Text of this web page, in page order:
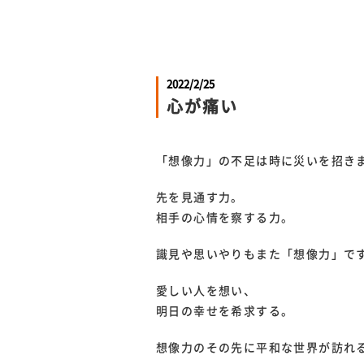
2022/2/25
心が痛い
「想像力」の不足は時に災いを招き
先を見通す力。
相手の心情を察する力。
識見や思いやりもまた「想像力」です
愛しい人を想い、
明日の幸せを希求する。
想像力のその先に平和な世界が訪れる